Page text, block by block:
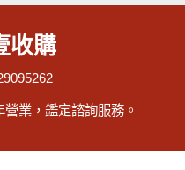
收購
業，鑑定諮詢服務。